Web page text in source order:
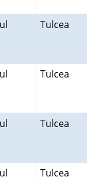
Tulcea
Tulcea
Tulcea
Tulcea